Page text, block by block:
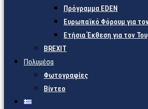
Πρόγραμμα EDEN
Ευρωπαϊκό Φόρουμ για
Ετήσια Έκθεση για τον
BREXIT
Πολυμέσα
Φωτογραφίες
Βίντεο